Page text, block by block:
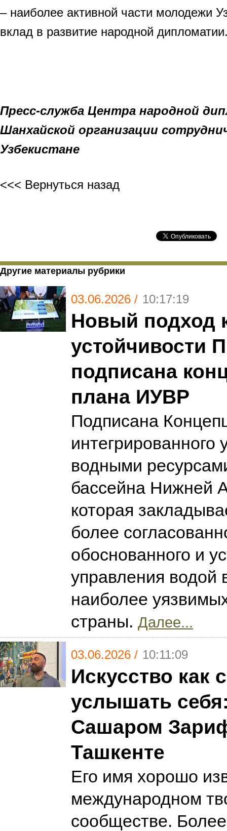
– наиболее активной части молодежи
вклад в развитие народной
Пресс-служба Центра народной
Шанхайской организации
Узбекистане
<<< Вернуться назад
Другие материалы рубрики
03.06.2026 / 10:17:19
Новый подход
устойчивости
подписана
плана ИУВР
Подписана
интегрированного
водными
бассейна Нижней
которая
более
обоснованного и
управления водой
наиболее
страны. Далее...
03.06.2026 / 10:11:09
Искусство как
услышать
Сашаром
Ташкенте
Его имя хорошо
международном
сообществе.